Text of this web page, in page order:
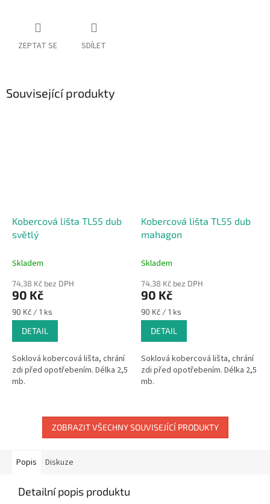
ZEPTAT SE SDÍLET
Související produkty
Kobercová lišta TL55 dub
světlý
Skladem
74,38 Kč bez DPH
90 Kč
Měrná
cena:
90 Kč / 1 ks
DETAIL
Soklová kobercová lišta, chrání
zdi před opotřebením. Délka 2,5
mb.
Kobercová lišta TL55 dub
mahagon
Skladem
74,38 Kč bez DPH
90 Kč
Měrná
cena:
90 Kč / 1 ks
DETAIL
Soklová kobercová lišta, chrání
zdi před opotřebením. Délka 2,5
mb.
ZOBRAZIT VŠECHNY SOUVISEJÍCÍ PRODUKTY
Popis Diskuze
Detailní popis produktu